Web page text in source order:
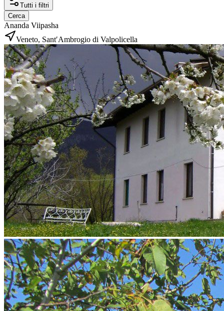
Tutti i filtri
Cerca
Ananda Viipasha
Veneto, Sant′Ambrogio di Valpolicella